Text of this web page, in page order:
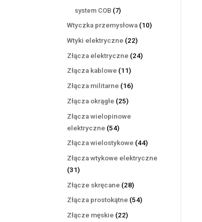
system COB 77
produktów
Wtyczka przemysłowa 1010
Wtyki elektryczne 2222
produkty
Złącza elektryczne 2424
Złącza kablowe 1111
produktów
Złącza militarne 1616
Złącza okrągłe 2525
Złącza wielopinowe
elektryczne 5454
produkty
Złącza wielostykowe 4444
Złącza wtykowe elektryczne
3131
produktów
Złącze skręcane 2828
produktów
Złącza prostokątne 5454
Złącze męskie 2222